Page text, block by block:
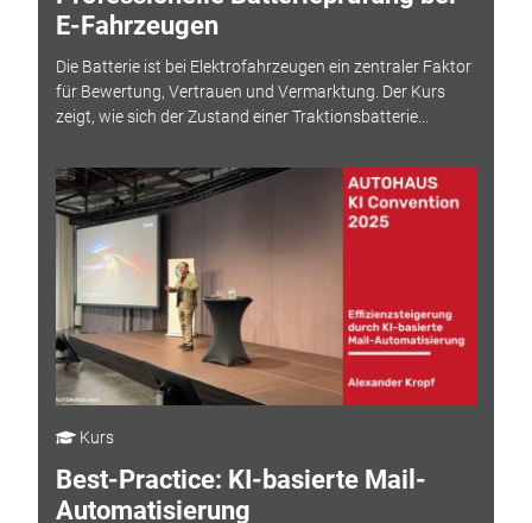
E-Fahrzeugen
Die Batterie ist bei Elektrofahrzeugen ein zentraler Faktor
für Bewertung, Vertrauen und Vermarktung. Der Kurs
zeigt, wie sich der Zustand einer Traktionsbatterie...
Kurs
Best-Practice: KI-basierte Mail-
Automatisierung